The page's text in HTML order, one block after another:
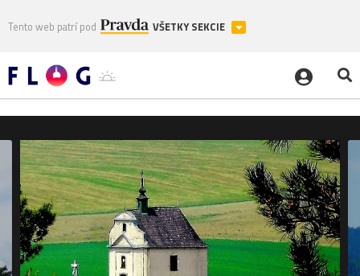
Tento web patrí pod VŠETKY SEKCIE